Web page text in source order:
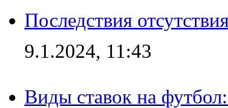
Последствия
9.1.2024, 11:43
Виды ставок на